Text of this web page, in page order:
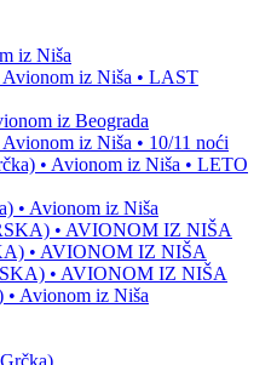
iz Niša
iz Niša • LAST
iz Beograda
iz Niša • 10/11 noći
• Avionom iz Niša • LETO
• Avionom iz Niša
• AVIONOM IZ NIŠA
• AVIONOM IZ NIŠA
• AVIONOM IZ NIŠA
• Avionom iz Niša